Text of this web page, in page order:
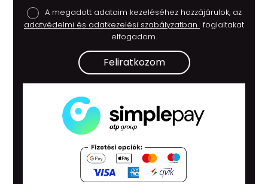
A megadott adataim kezeléséhez hozzájárulok, az
adatvédelmi és adatkezelési szabályzatban foglaltakat
elfogadom.
Feliratkozom